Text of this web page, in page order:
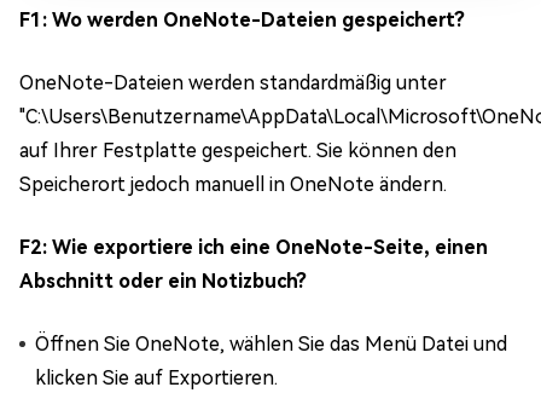
F1: Wo werden OneNote-Dateien gespeichert?
OneNote-Dateien werden standardmäßig unter
auf Ihrer Festplatte gespeichert. Sie können den
Speicherort jedoch manuell in OneNote ändern.
F2: Wie exportiere ich eine OneNote-Seite, einen
Abschnitt oder ein Notizbuch?
Öffnen Sie OneNote, wählen Sie das Menü Datei und
klicken Sie auf Exportieren.